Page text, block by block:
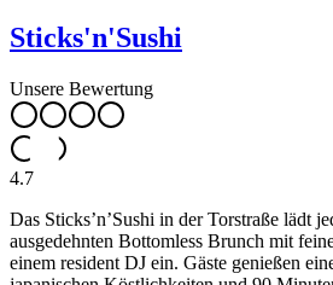
Sticks'n'Sushi
Unsere Bewertung
4.7
Das Sticks’n’Sushi in der Torstraße lädt
ausgedehnten Bottomless Brunch mit
einem resident DJ ein. Gäste genießen